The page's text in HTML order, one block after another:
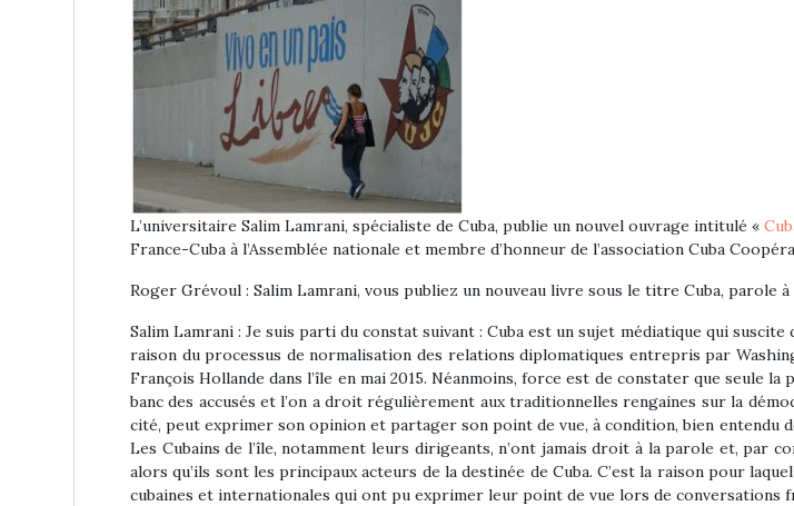
L’universitaire Salim Lamrani, spécialiste de Cuba, publie un nouvel ouvrage intitulé «
France-Cuba à l’Assemblée nationale et membre d’honneur de l’association Cuba
Roger Grévoul : Salim Lamrani, vous publiez un nouveau livre sous le titre Cuba, parole
Salim Lamrani : Je suis parti du constat suivant : Cuba est un sujet médiatique qui
raison du processus de normalisation des relations diplomatiques entrepris par
François Hollande dans l’île en mai 2015. Néanmoins, force est de constater que seule
banc des accusés et l’on a droit régulièrement aux traditionnelles rengaines sur la
cité, peut exprimer son opinion et partager son point de vue, à condition, bien entendu
Les Cubains de l’île, notamment leurs dirigeants, n’ont jamais droit à la parole et, par
alors qu’ils sont les principaux acteurs de la destinée de Cuba. C’est la raison pour
cubaines et internationales qui ont pu exprimer leur point de vue lors de conversations